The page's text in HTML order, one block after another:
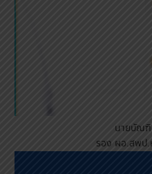
นายบัณ
รอง ผอ.สพป.